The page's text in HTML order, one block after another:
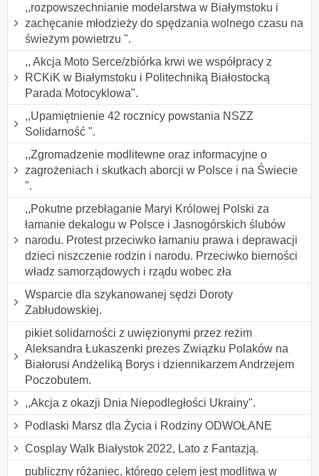
,,rozpowszechnianie modelarstwa w Białymstoku i
zachęcanie młodzieży do spędzania wolnego czasu na
świeżym powietrzu ".
,, Akcja Moto Serce/zbiórka krwi we współpracy z
RCKiK w Białymstoku i Politechniką Białostocką
Parada Motocyklowa".
,,Upamiętnienie 42 rocznicy powstania NSZZ
Solidarność ".
,,Zgromadzenie modlitewne oraz informacyjne o
zagrożeniach i skutkach aborcji w Polsce i na Świecie
".
,,Pokutne przebłaganie Maryi Królowej Polski za
łamanie dekalogu w Polsce i Jasnogórskich ślubów
narodu. Protest przeciwko łamaniu prawa i deprawacji
dzieci niszczenie rodzin i narodu. Przeciwko bierności
władz samorządowych i rządu wobec zła
Wsparcie dla szykanowanej sędzi Doroty
Zabłudowskiej.
pikiet solidarności z uwięzionymi przez reżim
Aleksandra Łukaszenki prezes Związku Polaków na
Białorusi Andżeliką Borys i dziennikarzem Andrzejem
Poczobutem.
,,Akcja z okazji Dnia Niepodległości Ukrainy".
Podlaski Marsz dla Życia i Rodziny ODWOŁANE
Cosplay Walk Białystok 2022, Lato z Fantazją.
publiczny różaniec, którego celem jest modlitwa w